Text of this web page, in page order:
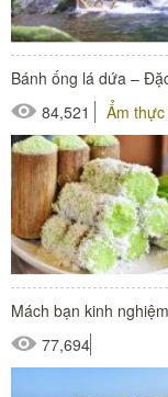
Bánh ống lá dứa –
84,521
Ẩm
Mách bạn kinh
77,694